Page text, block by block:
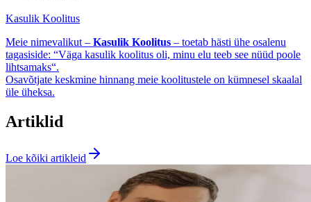
Kasulik Koolitus
Meie nimevalikut – Kasulik Koolitus – toetab hästi ühe osalenu
tagasiside: “Väga kasulik koolitus oli, minu elu teeb see nüüd poole
lihtsamaks“.
Osavõtjate keskmine hinnang meie koolitustele on kümnesel skaalal
üle üheksa.
Artiklid
Loe kõiki artikleid